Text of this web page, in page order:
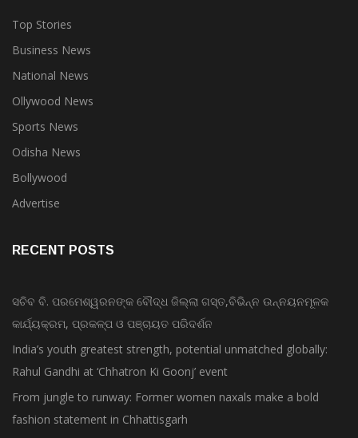
Top Stories
Business News
National News
Ollywood News
Sports News
Odisha News
Bollywood
Advertise
RECENT POSTS
ସଚିବ ବି. ପରମେଶ୍ୱରନଙ୍କ ବୌଦ୍ଧ ଜିଲ୍ଲା ଗସ୍ତ,ବିଭିନ୍ନ ଉନ୍ନୟନମୂଳକ
କାର୍ଯ୍ୟକ୍ରମ, ପ୍ରକଳ୍ପ ଓ ପଞ୍ଚାୟତ ପରିଦର୍ଶନ
India’s youth greatest strength, potential unmatched globally:
Rahul Gandhi at ‘Chhatron Ki Goonj’ event
From jungle to runway: Former women naxals make a bold
fashion statement in Chhattisgarh